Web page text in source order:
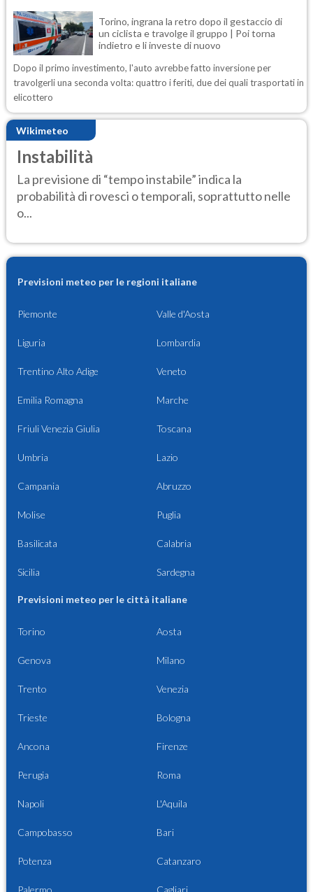
Torino, ingrana la retro dopo il gestaccio di
un ciclista e travolge il gruppo | Poi torna
indietro e li investe di nuovo
Dopo il primo investimento, l'auto avrebbe fatto inversione per
travolgerli una seconda volta: quattro i feriti, due dei quali trasportati in
elicottero
Wikimeteo
Instabilità
La previsione di “tempo instabile” indica la
probabilità di rovesci o temporali, soprattutto nelle
o...
Previsioni meteo per le regioni italiane
Piemonte Valle d'Aosta
Liguria Lombardia
Trentino Alto Adige Veneto
Emilia Romagna Marche
Friuli Venezia Giulia Toscana
Umbria Lazio
Campania Abruzzo
Molise Puglia
Basilicata Calabria
Sicilia Sardegna
Previsioni meteo per le città italiane
Torino Aosta
Genova Milano
Trento Venezia
Trieste Bologna
Ancona Firenze
Perugia Roma
Napoli L'Aquila
Campobasso Bari
Potenza Catanzaro